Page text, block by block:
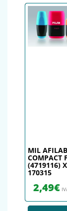
MIL
COMPACT
(4719116)
170315
2,49€